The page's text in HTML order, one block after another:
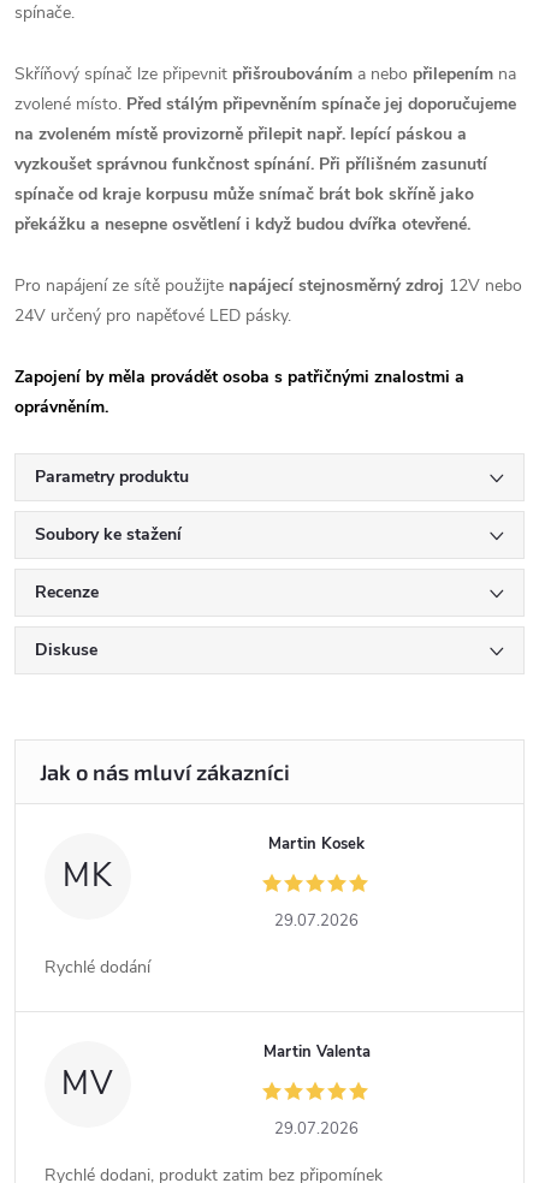
spínače.
Skříňový spínač lze připevnit přišroubováním a nebo přilepením na
zvolené místo. Před stálým připevněním spínače jej doporučujeme
na zvoleném místě provizorně přilepit např. lepící páskou a
vyzkoušet správnou funkčnost spínání. Při přílišném zasunutí
spínače od kraje korpusu může snímač brát bok skříně jako
překážku a nesepne osvětlení i když budou dvířka otevřené.
Pro napájení ze sítě použijte napájecí stejnosměrný zdroj 12V nebo
24V určený pro napěťové LED pásky.
Zapojení by měla provádět osoba s patřičnými znalostmi a
oprávněním.
Parametry produktu
Soubory ke stažení
Recenze
Diskuse
MK
Martin Kosek
29.07.2026
Rychlé dodání
MV
Martin Valenta
29.07.2026
Rychlé dodani, produkt zatim bez připomínek